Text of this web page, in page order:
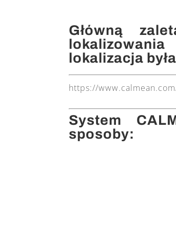
Główną
lokalizacja
https://
System
sposoby: